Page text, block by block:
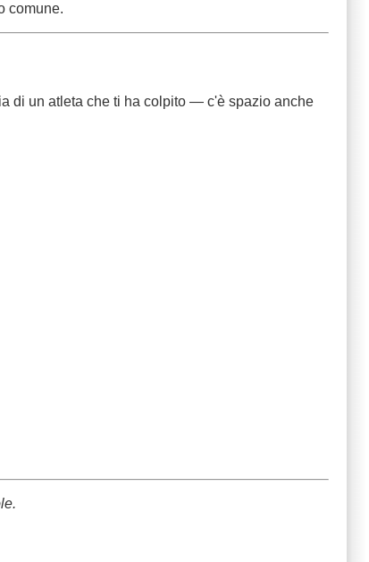
comune.
di un atleta che ti ha colpito — c'è spazio anche